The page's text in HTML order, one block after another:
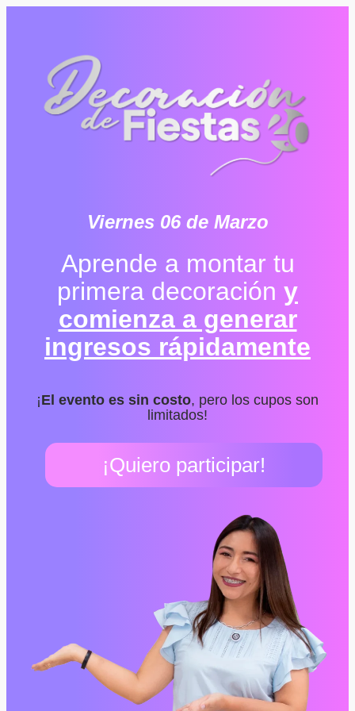
Viernes 06 de Marzo
Aprende a montar tu
primera decoración y
comienza a generar
ingresos rápidamente
¡El evento es sin costo, pero los cupos son
limitados!
¡Quiero participar!